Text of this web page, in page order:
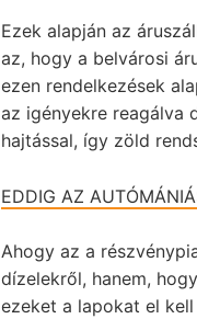
Ezek alapján az
az, hogy a belvárosi
ezen rendelkezések
az igényekre reagálva
hajtással, így zöld
EDDIG AZ
Ahogy az a
dízelekről, hanem,
ezeket a lapokat el